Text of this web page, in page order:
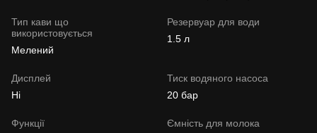
Тип кави що
використовується
Мелений
Резервуар для води
1.5 л
Дисплей
Ні
Тиск водяного насоса
20 бар
Функції
Ємність для молока